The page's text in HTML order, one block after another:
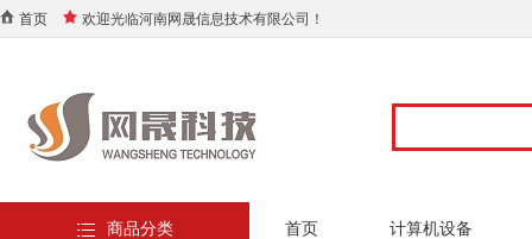
首页 欢迎光临河南网晟信息技术有限公司！
商品分类 首页 计算机设备